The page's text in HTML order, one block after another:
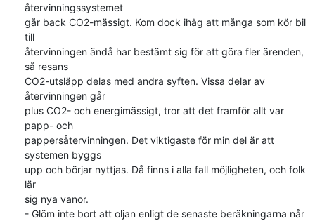
återvinningssystemet
går back CO2-mässigt. Kom dock ihåg att många som kör bil
till
återvinningen ändå har bestämt sig för att göra fler ärenden,
så resans
CO2-utsläpp delas med andra syften. Vissa delar av
återvinningen går
plus CO2- och energimässigt, tror att det framför allt var
papp- och
pappersåtervinningen. Det viktigaste för min del är att
systemen byggs
upp och börjar nyttjas. Då finns i alla fall möjligheten, och folk
lär
sig nya vanor.
- Glöm inte bort att oljan enligt de senaste beräkningarna når